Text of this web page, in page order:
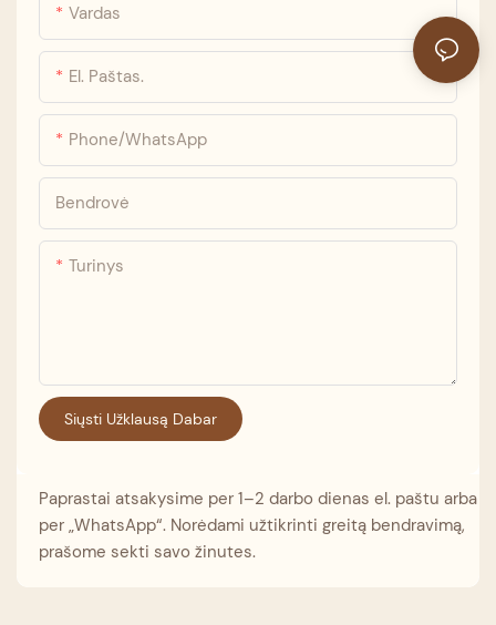
Vardas
El. Paštas.
Phone/whatsApp
Bendrovė
Turinys
Siųsti Užklausą Dabar
Paprastai atsakysime per 1–2 darbo dienas el. paštu arba
per „WhatsApp“. Norėdami užtikrinti greitą bendravimą,
prašome sekti savo žinutes.